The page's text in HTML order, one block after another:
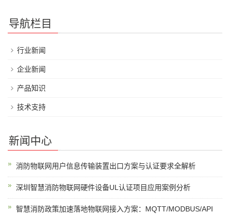
导航栏目
行业新闻
企业新闻
产品知识
技术支持
新闻中心
消防物联网用户信息传输装置出口方案与认证要求全解析
深圳智慧消防物联网硬件设备UL认证项目应用案例分析
智慧消防政策加速落地物联网接入方案：MQTT/MODBUS/API